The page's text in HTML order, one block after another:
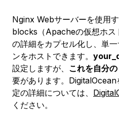
Nginx Webサーバーを使用す
blocks （Apacheの仮想ホ
の詳細をカプセル化し、単
ンをホストできます。
設定しますが、 これを自分
要があります。
定の詳細については、
ください。